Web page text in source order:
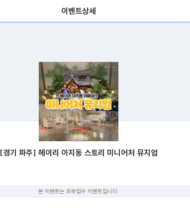
이벤트상세
[경기 파주] 헤이리 아지동 스토리 미니어처 뮤지엄
본 이벤트는 외부접수 이벤트입니다.